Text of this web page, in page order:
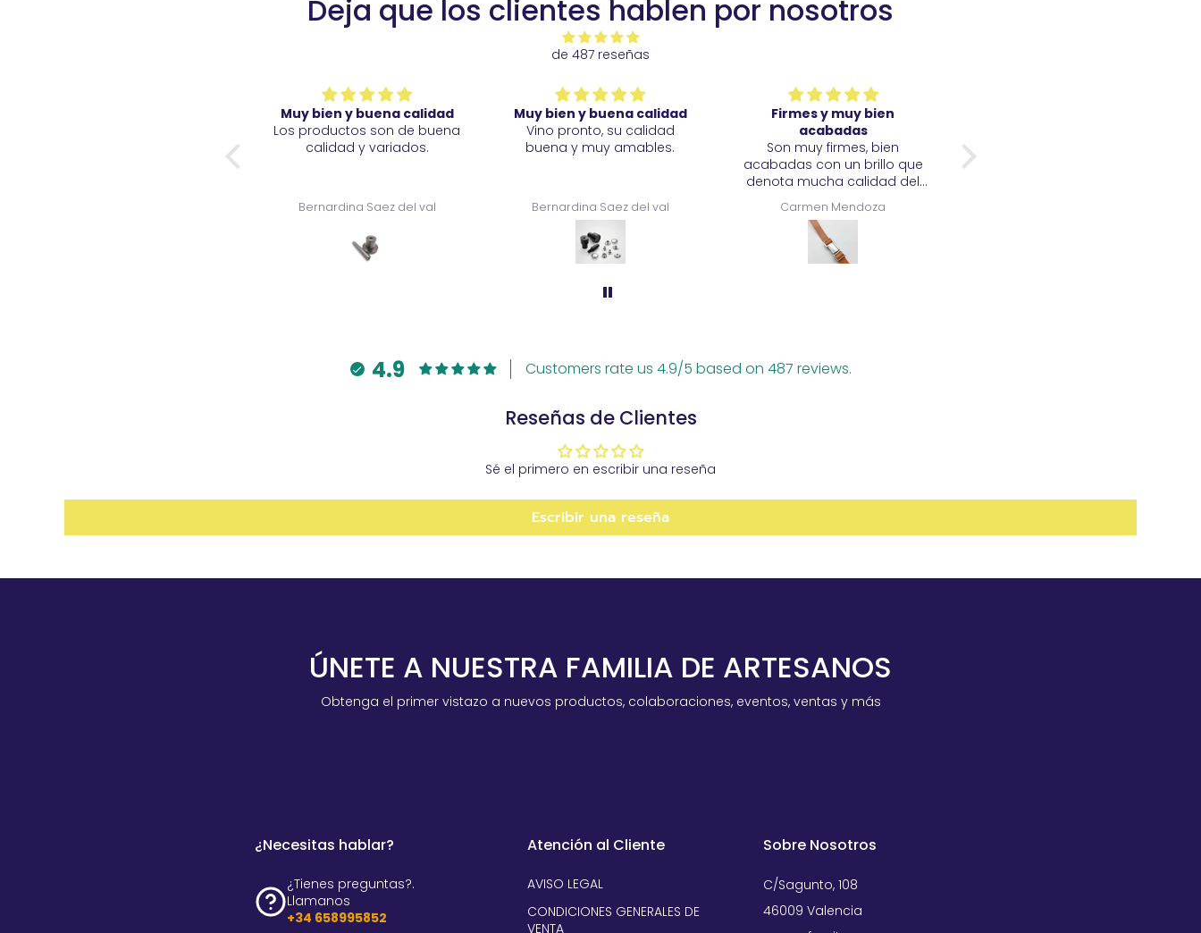
Deja que los clientes hablen por nosotros
de 487 reseñas
Muy bien y buena calidad
Vino pronto, su calidad
buena y muy amables.
Bernardina Saez del val
Firmes y muy bien
acabadas
Son muy firmes, bien
metal. Estoy muy satisfecha.
Carmen Mendoza
Altamente recomendable
Muy profesionales
Carmen
4.9 Customers rate us 4.9/5 based on 487 reviews.
Reseñas de Clientes
Sé el primero en escribir una reseña
Escribir una reseña
ÚNETE A NUESTRA FAMILIA DE ARTESANOS
Obtenga el primer vistazo a nuevos productos, colaboraciones, eventos, ventas y más
¿Necesitas hablar?
¿Tienes preguntas?.
Llamanos
+34 658995852
Atención al Cliente
AVISO LEGAL
CONDICIONES GENERALES DE
VENTA
Sobre Nosotros
C/Sagunto, 108
46009 Valencia